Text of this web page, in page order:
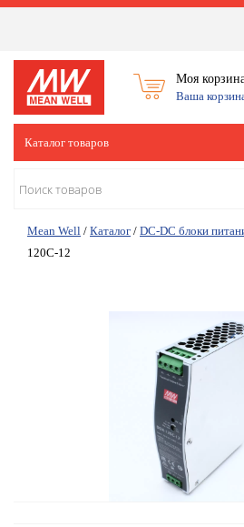
Моя
Ваша
Каталог товаров
Mean Well / Каталог / DC-DC блоки
120C-12